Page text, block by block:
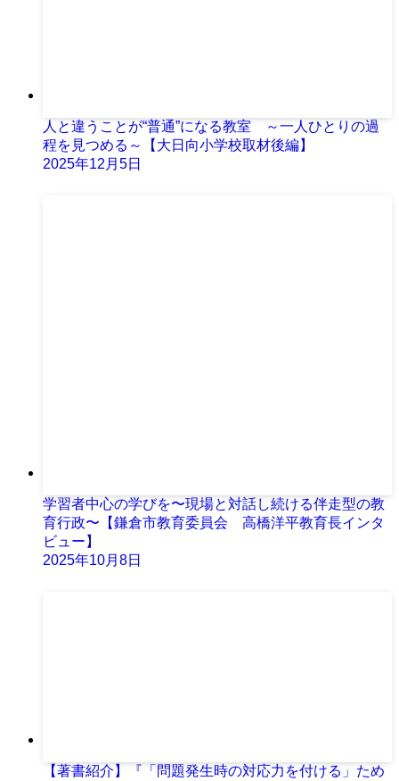
人と違うことが“普通”になる教室 ～一人ひとりの過
程を見つめる～【大日向小学校取材後編】
2025年12月5日
学習者中心の学びを〜現場と対話し続ける伴走型の教
育行政〜【鎌倉市教育委員会 高橋洋平教育長インタ
ビュー】
2025年10月8日
【著書紹介】『「問題発生時の対応力を付ける」ため